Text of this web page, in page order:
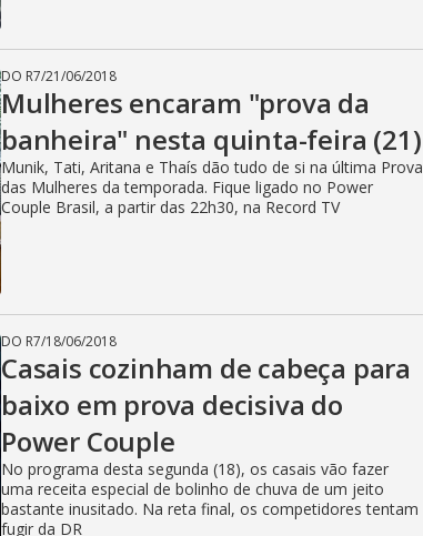
DO R7/21/06/2018
Mulheres encaram "prova da
banheira" nesta quinta-feira (21)
Munik, Tati, Aritana e Thaís dão tudo de si na última Prova
das Mulheres da temporada. Fique ligado no Power
Couple Brasil, a partir das 22h30, na Record TV
DO R7/18/06/2018
Casais cozinham de cabeça para
baixo em prova decisiva do
Power Couple
No programa desta segunda (18), os casais vão fazer
uma receita especial de bolinho de chuva de um jeito
bastante inusitado. Na reta final, os competidores tentam
fugir da DR